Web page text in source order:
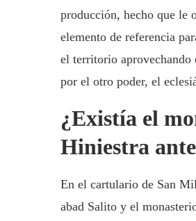
producción, hecho que le
elemento de referencia
el territorio
por el otro poder, el
¿Existía el
Hiniestra
En el cartulario de San
abad Salito y el